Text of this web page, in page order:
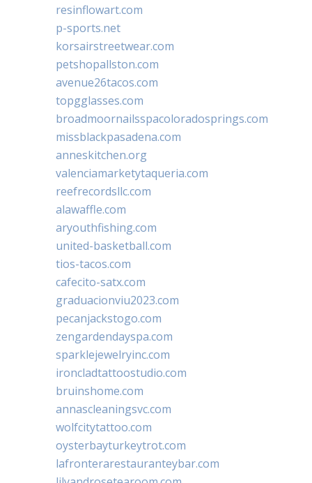
resinflowart.com
p-sports.net
korsairstreetwear.com
petshopallston.com
avenue26tacos.com
topgglasses.com
broadmoornailsspacoloradosprings.com
missblackpasadena.com
anneskitchen.org
valenciamarketytaqueria.com
reefrecordsllc.com
alawaffle.com
aryouthfishing.com
united-basketball.com
tios-tacos.com
cafecito-satx.com
graduacionviu2023.com
pecanjackstogo.com
zengardendayspa.com
sparklejewelryinc.com
ironcladtattoostudio.com
bruinshome.com
annascleaningsvc.com
wolfcitytattoo.com
oysterbayturkeytrot.com
lafronterarestauranteybar.com